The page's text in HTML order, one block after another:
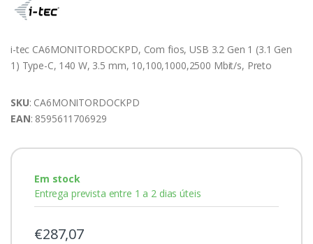
i-tec CA6MONITORDOCKPD, Com fios, USB 3.2 Gen 1 (3.1 Gen
1) Type-C, 140 W, 3.5 mm, 10,100,1000,2500 Mbit/s, Preto
SKU: CA6MONITORDOCKPD
EAN: 8595611706929
Em stock
Entrega prevista entre 1 a 2 dias úteis
€287,07